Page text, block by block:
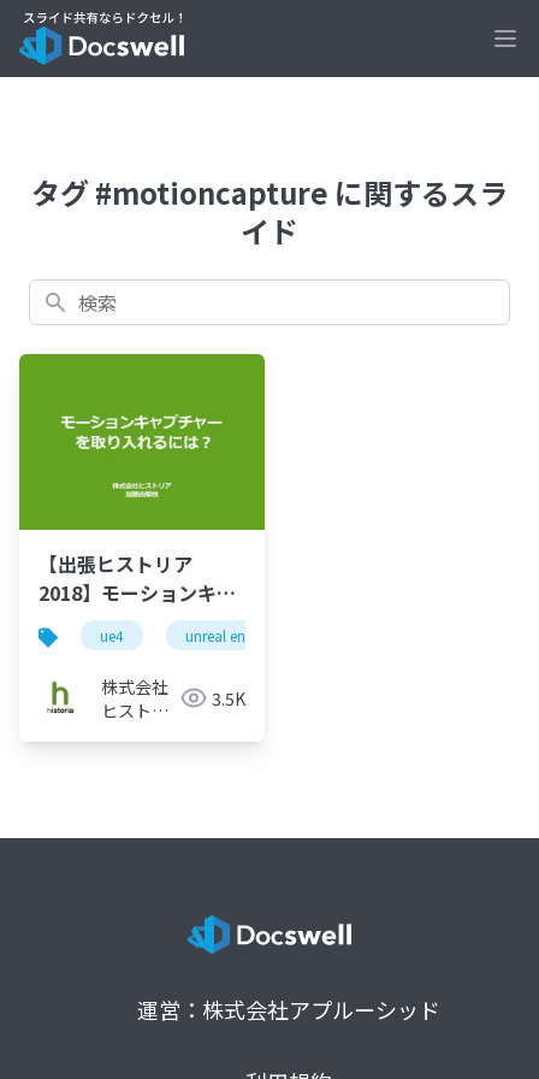
タグ #motioncapture に関するスラ
イド
検索
【出張ヒストリア
2018】モーションキャ
プチャーを取り入れる
には？
ue4 unreal engine
株式会社
ヒストリ
3.5K
運営：株式会社アプルーシッド